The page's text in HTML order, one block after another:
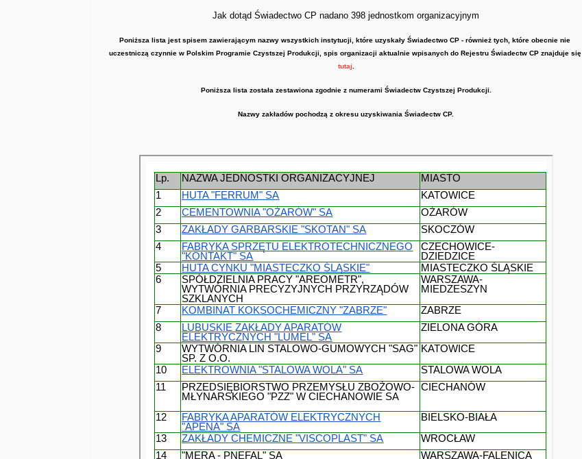
Jak dotąd Świadectwo CP nadano 398 jednostkom organizacyjnym
Poniższa lista jest spisem zawierającym nazwy wszystkich instytucji, które uzyskały Świadectwo CP - również tych, które obecnie nie
uczestniczą czynnie w Polskim Programie Czystszej Produkcji, spis organizacji aktualnie wpisanych do Rejestru Świadectw CP znajduje się
tutaj
Poniższa lista została zestawiona zgodnie z numerami Świadectw Czystszej Produkcji.
Nazwy zakładów pochodzą z okresu uzyskiwania Świadectw CP.